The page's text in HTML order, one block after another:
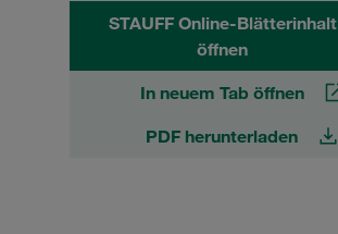
STAUFF Online-Blätterinhalt
öffnen
In neuem Tab öffnen
PDF herunterladen